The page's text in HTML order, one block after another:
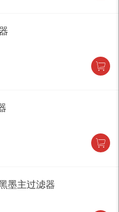
墨主过滤器